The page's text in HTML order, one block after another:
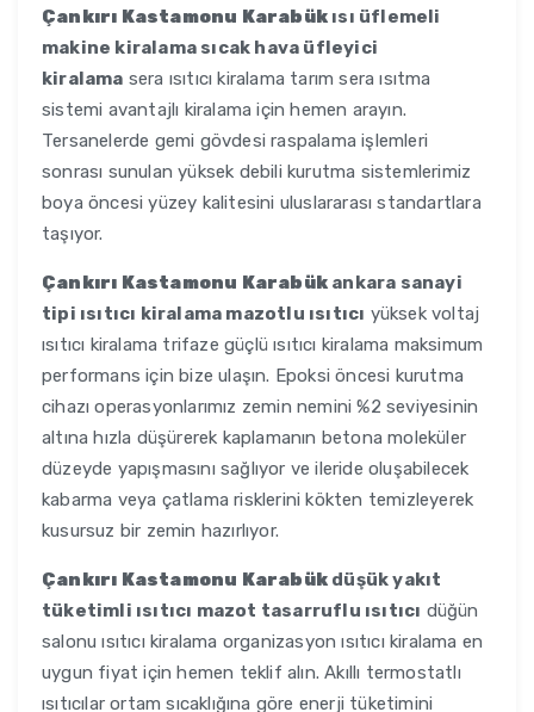
Çankırı Kastamonu Karabük ısı üflemeli
makine kiralama sıcak hava üfleyici
kiralama sera ısıtıcı kiralama tarım sera ısıtma
sistemi avantajlı kiralama için hemen arayın.
Tersanelerde gemi gövdesi raspalama işlemleri
sonrası sunulan yüksek debili kurutma sistemlerimiz
boya öncesi yüzey kalitesini uluslararası standartlara
taşıyor.
Çankırı Kastamonu Karabük ankara sanayi
tipi ısıtıcı kiralama mazotlu ısıtıcı yüksek voltaj
ısıtıcı kiralama trifaze güçlü ısıtıcı kiralama maksimum
performans için bize ulaşın. Epoksi öncesi kurutma
cihazı operasyonlarımız zemin nemini %2 seviyesinin
altına hızla düşürerek kaplamanın betona moleküler
düzeyde yapışmasını sağlıyor ve ileride oluşabilecek
kabarma veya çatlama risklerini kökten temizleyerek
kusursuz bir zemin hazırlıyor.
Çankırı Kastamonu Karabük düşük yakıt
tüketimli ısıtıcı mazot tasarruflu ısıtıcı düğün
salonu ısıtıcı kiralama organizasyon ısıtıcı kiralama en
uygun fiyat için hemen teklif alın. Akıllı termostatlı
ısıtıcılar ortam sıcaklığına göre enerji tüketimini